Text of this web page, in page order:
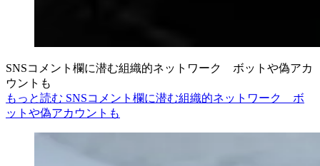
SNSコメント欄に潜む組織的ネットワーク ボットや偽アカ
ウントも
もっと読む SNSコメント欄に潜む組織的ネットワーク ボ
ットや偽アカウントも